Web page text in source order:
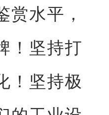
水平，
！坚持打
！坚持极